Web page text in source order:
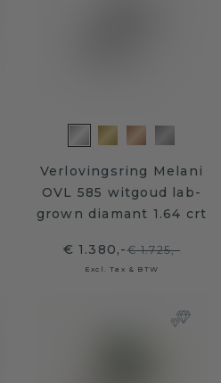
Verlovingsring Melani
OVL 585 witgoud lab-
grown diamant 1.64 crt
€ 1.380,-€ 1.725,-
Excl. Tax & BTW